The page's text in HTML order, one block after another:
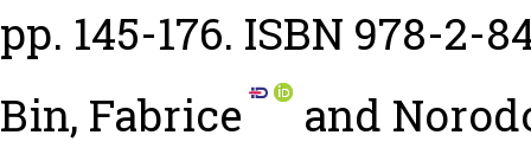
pp. 145-176. ISBN 978-2-
Bin, Fabrice
and